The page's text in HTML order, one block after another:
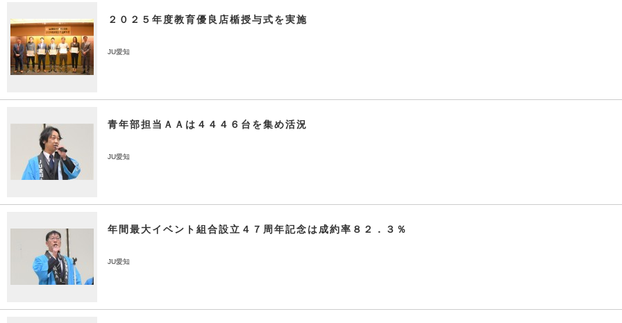
２０２５年度教育優良店楯授与式を実施
JU愛知
青年部担当ＡＡは４４４６台を集め活況
JU愛知
年間最大イベント組合設立４７周年記念は成約率８２．３％
JU愛知